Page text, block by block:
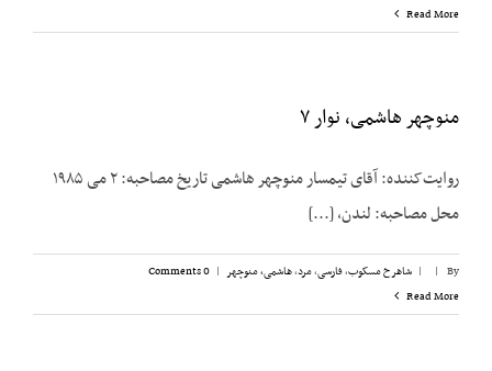
Read More
منوچهر هاشمی، نوار ۷
روایت‌کننده: آقای تیمسار منوچهر هاشمی تاریخ مصاحبه: ۲ می ۱۹۸۵
محل مصاحبه: لندن، [...]
By
|
| شاهرخ مسکوب,فارسی,مرد,هاشمی، منوچهر |
0 Comments
Read More